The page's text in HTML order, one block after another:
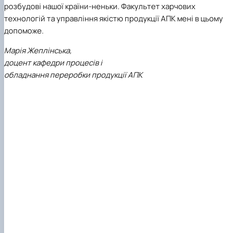
розбудові нашої країни-неньки. Факультет харчових
технологій та управління якістю продукції АПК мені в цьому
допоможе.
Марія Жеплінська,
доцент кафедри процесів і
обладнання переробки продукції АПК